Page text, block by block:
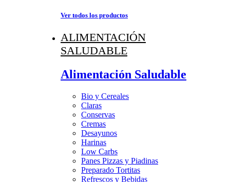
Ver todos los productos
ALIMENTACIÓN
SALUDABLE
Alimentación Saludable
Bio y Cereales
Claras
Conservas
Cremas
Desayunos
Harinas
Low Carbs
Panes Pizzas y Piadinas
Preparado Tortitas
Refrescos y Bebidas